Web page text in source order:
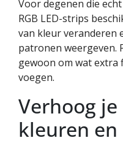
Voor degenen die
RGB LED-strips
van kleur veranderen
patronen weergeven.
gewoon om wat
voegen.
Verhoog
kleuren